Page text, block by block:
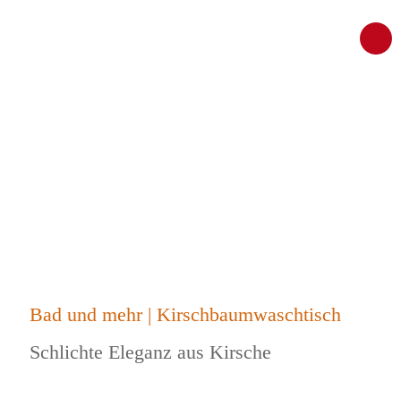
Bad und mehr | Kirschbaumwaschtisch
Schlichte Eleganz aus Kirsche